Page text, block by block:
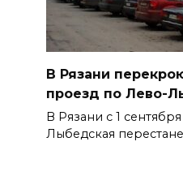
В Рязани
проезд по Лево-
В Рязани с 1
Лыбедская